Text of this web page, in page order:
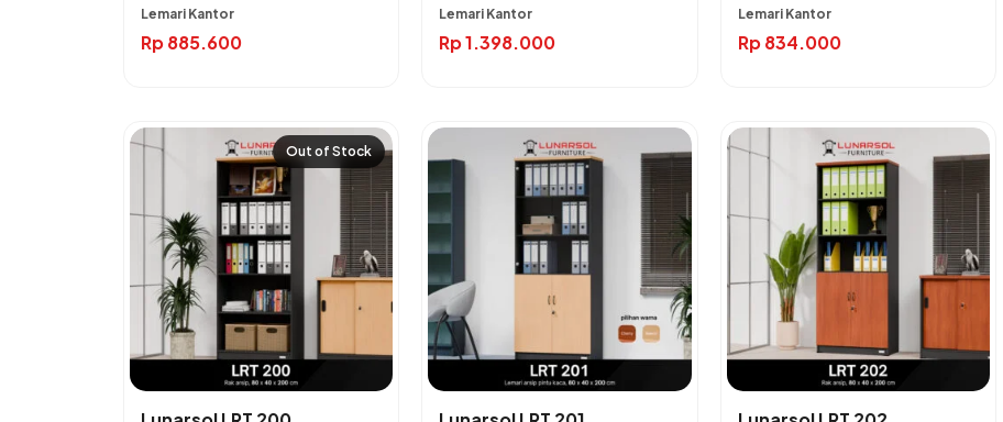
Lemari Kantor
Rp885.600
Lemari Kantor
Rp1.398.000
Lemari Kantor
Rp834.000
Out of Stock